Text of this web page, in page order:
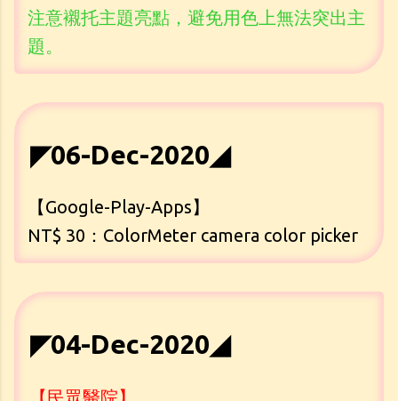
注意襯托主題亮點，避免用色上無法突出主
題。
◤06-Dec-2020◢
【Google-Play-Apps】
NT$ 30：ColorMeter camera color picker
◤04-Dec-2020◢